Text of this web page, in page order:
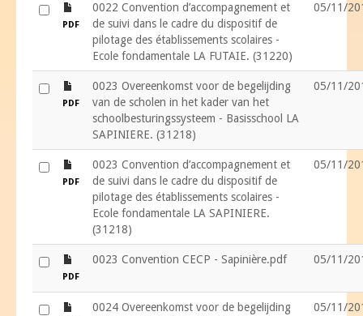
PDF
0022 Convention d’accompagnement et
de suivi dans le cadre du dispositif de
pilotage des établissements scolaires -
Ecole fondamentale LA FUTAIE. (31220)
05/11/
PDF
0023 Overeenkomst voor de begelijding
van de scholen in het kader van het
schoolbesturingssysteem - Basisschool LA
SAPINIERE. (31218)
05/11/
PDF
0023 Convention d’accompagnement et
de suivi dans le cadre du dispositif de
pilotage des établissements scolaires -
Ecole fondamentale LA SAPINIERE.
(31218)
05/11/
PDF
0023 Convention CECP - Sapinière.pdf 05/11/
0024 Overeenkomst voor de begelijding
05/11/